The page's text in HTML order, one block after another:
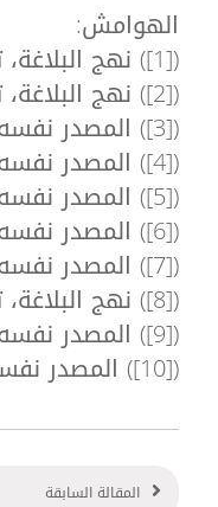
الهوامش:
([1]) نهج البلاغة، تحقيق صبحي الصالح: 478 .
([2]) نهج البلاغة، تحقيق صبحي الصالح: 480 .
([3]) المصدر نفسه: 543 .
([4]) المصدر نفسه: 177 .
([5]) المصدر نفسه: 198 .
([6]) المصدر نفسه: 544 .
([7]) المصدر نفسه: 392 .
([8]) نهج البلاغة، تحقيق صبحي الصالح: 502 .
([9]) المصدر نفسه: 545 .
([10]) المصدر نفسه .
المقالة السابقة